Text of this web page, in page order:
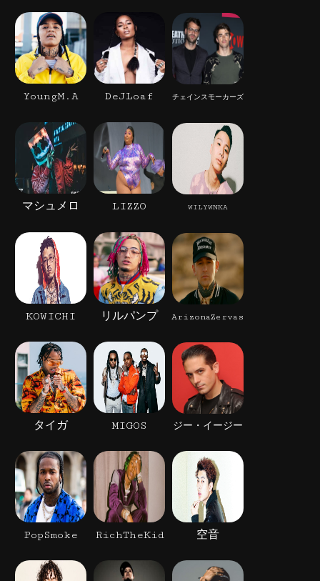
YoungM.A DeJLoaf チェインスモーカーズ
マシュメロ LIZZO WILYWNKA
KOWICHI リルパンプ ArizonaZervas
タイガ MIGOS ジー・イージー
PopSmoke RichTheKid 空音